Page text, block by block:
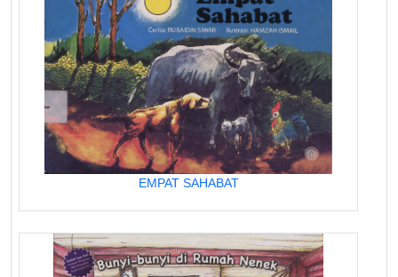
EMPAT SAHABAT